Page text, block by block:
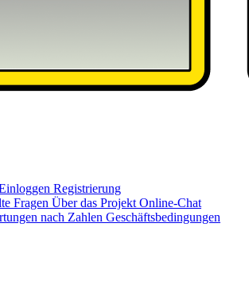
Registrierung
Fragen Über das Projekt Online-Chat
nach Zahlen Geschäftsbedingungen